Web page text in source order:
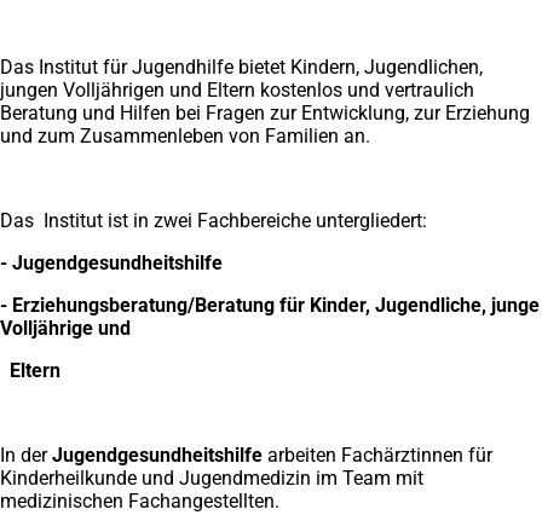
Das Institut für Jugendhilfe bietet Kindern, Jugendlichen,
jungen Volljährigen und Eltern kostenlos und vertraulich
Beratung und Hilfen bei Fragen zur Entwicklung, zur Erziehung
und zum Zusammenleben von Familien an.
Das Institut ist in zwei Fachbereiche untergliedert:
- Jugendgesundheitshilfe
- Erziehungsberatung/Beratung für Kinder, Jugendliche, junge
Volljährige und
Eltern
In derJugendgesundheitshilfe arbeiten Fachärztinnen für
Kinderheilkunde und Jugendmedizin im Team mit
medizinischen Fachangestellten.